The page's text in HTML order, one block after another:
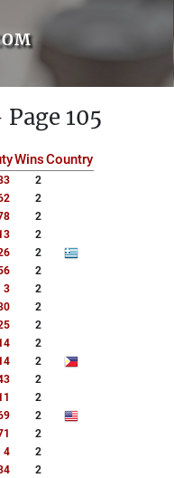
105
WinsCountry
2
2
2
2
2
2
3
2
2
2
2
2
2
2
2
2
4
2
2